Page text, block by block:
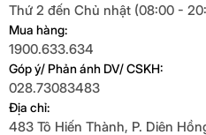
Thứ 2 đến Chủ nhật (08:00 -
Mua hàng:
1900.633.634
Góp ý/ Phản ánh DV/ CSKH:
028.73083483
Địa chỉ:
483 Tô Hiến Thành, P. Diên